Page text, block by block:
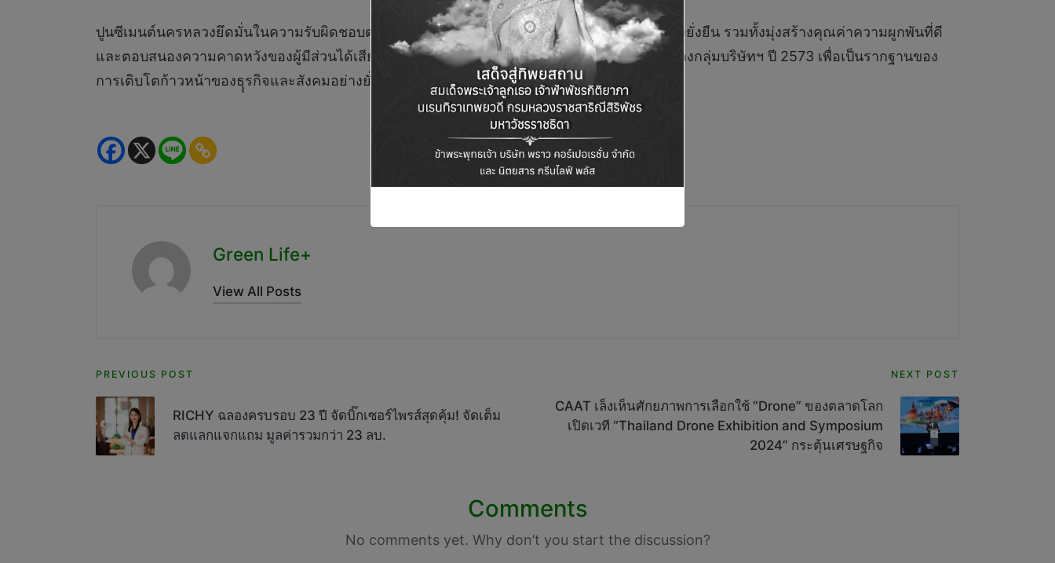
ปูนซีเมนต์นครหลวงยึดมั่นในความรับผิดชอบต่อสังคมและสิ่งแวดล้อมตามแนวทางการพัฒนาอย่างยั่งยืน รวมทั้งมุ่งสร้างคุณค่าความผูกพันที่ดี
และตอบสนองความคาดหวังของผู้มีส่วนได้เสียสำคัญทุกฝ่ายตามเป้าหมายการพัฒนาอย่างยั่งยืนของกลุ่มบริษัทฯ ปี 2573 เพื่อเป็นรากฐานของ
การเติบโตก้าวหน้าของธุุรกิจและสังคมอย่างยั่งยืนต่อไป
Green Life+
View All Posts
Post
navigation
PREVIOUS POST
RICHY ฉลองครบรอบ 23 ปี จัดบิ๊กเซอร์ไพรส์สุดคุ้ม! จัดเต็ม
ลดแลกแจกแถม มูลค่ารวมกว่า 23 ลบ.
NEXT POST
CAAT เล็งเห็นศักยภาพการเลือกใช้ “Drone” ของตลาดโลก
เปิดเวที “Thailand Drone Exhibition and Symposium
2024” กระตุ้นเศรษฐกิจ
Comments
No comments yet. Why don’t you start the discussion?